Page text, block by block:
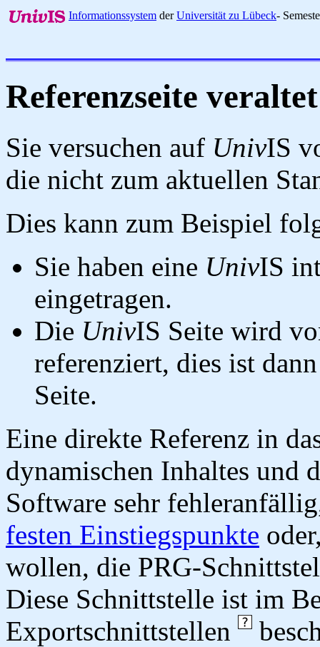
Informationssystem derUniversität zu Lübeck-
Referenzseite veraltet
Sie versuchen auf UnivIS
die nicht zum aktuellen
Dies kann zum Beispiel
Sie haben eine UnivIS
eingetragen.
Die UnivIS Seite wird
referenziert, dies ist
Seite.
Eine direkte Referenz in
dynamischen Inhaltes und
Software sehr
festen Einstiegspunkte
wollen, die PRG-
Diese Schnittstelle ist im
Exportschnittstellen